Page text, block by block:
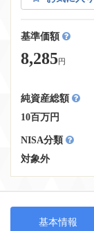
基準価額
8,285円
純資産総額
10百万円
NISA分類
対象外
基本情報